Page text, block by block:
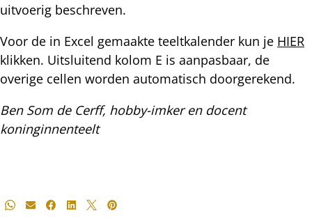
uitvoerig beschreven.
Voor de in Excel gemaakte teeltkalender kun je HIER
klikken. Uitsluitend kolom E is aanpasbaar, de
overige cellen worden automatisch doorgerekend.
Ben Som de Cerff, hobby-imker en docent
koninginnenteelt
DeelWhatsapp
E-mailFacebook
LinkedIn
X Pinterest